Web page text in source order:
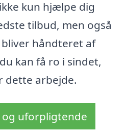
kun hjælpe dig
tilbud, men også
håndteret af
kan få ro i sindet,
dette arbejde.
og uforpligtende